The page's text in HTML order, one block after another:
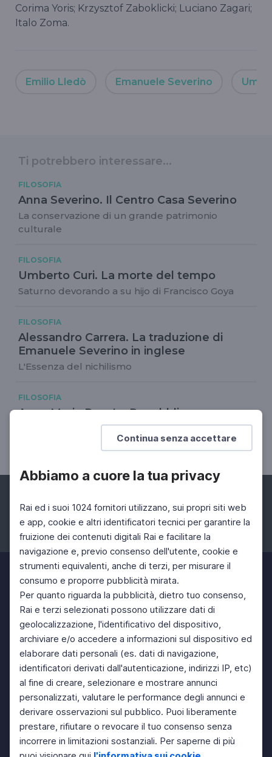
Continua senza accettare
Abbiamo a cuore la tua privacy
Rai ed i suoi 1024 fornitori utilizzano, sui propri siti web
e app, cookie e altri identificatori tecnici per garantire la
fruizione dei contenuti digitali Rai e facilitare la
navigazione e, previo consenso dell'utente, cookie e
strumenti equivalenti, anche di terzi, per misurare il
consumo e proporre pubblicità mirata.
Per quanto riguarda la pubblicità, dietro tuo consenso,
Rai e terzi selezionati possono utilizzare dati di
geolocalizzazione, l'identificativo del dispositivo,
archiviare e/o accedere a informazioni sul dispositivo ed
elaborare dati personali (es. dati di navigazione,
identificatori derivati dall'autenticazione, indirizzi IP, etc)
al fine di creare, selezionare e mostrare annunci
personalizzati, valutare le performance degli annunci e
derivare osservazioni sul pubblico. Puoi liberamente
prestare, rifiutare o revocare il tuo consenso senza
incorrere in limitazioni sostanziali. Per saperne di più
Corima Yoris; Krzysztof Zaboklicki; Luciano Zagari;
Italo Zoma.
Emilio Lledò Emanuele Severino
Ti potrebbero interessare...
FILOSOFIA
Anna Severino. Il Centro Casa Severino
La conservazione di un grande patrimonio
culturale
FILOSOFIA
Umberto Curi. La morte del tempo
Saturno devorando a su hijo di Francisco Goya
FILOSOFIA
Alessandro Carrera. La traduzione di
Emanuele Severino in inglese
L'Essenza del nichilismo
FILOSOFIA
Anna Maria Rao. La Repubblica
napoletana del 1799
L'attualità di una sconfitta
Facebook Instagram Twitter